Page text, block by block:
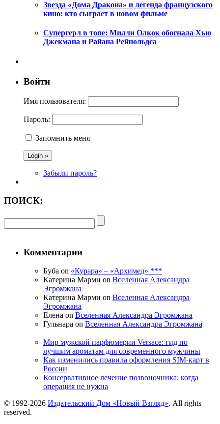
Звезда «Дома Дракона» и легенда французского
кино: кто сыграет в новом фильме
Супергерл в топе: Милли Олкок обогнала Хью
Джекмана и Райана Рейнольдса
Войти
Имя пользователя:
Пароль:
Запомнить меня
Забыли пароль?
ПОИСК:
Комментарии
Буба on «Курара» – «Архимед» ***
Катерина Марми on Вселенная Александра
Эгромжана
Катерина Марми on Вселенная Александра
Эгромжана
Елена on Вселенная Александра Эгромжана
Гульнара on Вселенная Александра Эгромжана
Мир мужской парфюмерии Versace: гид по
лучшим ароматам для современного мужчины
Как изменились правила оформления SIM-карт в
России
Консервативное лечение позвоночника: когда
операция не нужна
© 1992-2026 Издательский Дом «Новый Взгляд». All rights
reserved.